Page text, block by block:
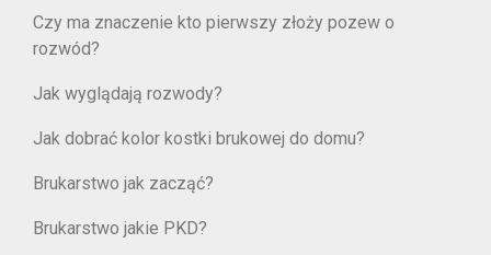
Czy ma znaczenie kto pierwszy złoży pozew o
rozwód?
Jak wyglądają rozwody?
Jak dobrać kolor kostki brukowej do domu?
Brukarstwo jak zacząć?
Brukarstwo jakie PKD?